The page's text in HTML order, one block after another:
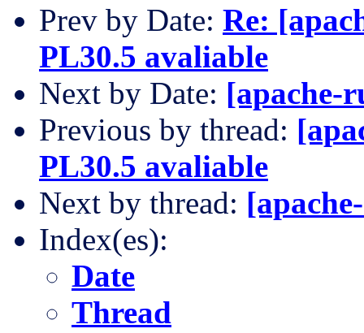
Prev by Date: Re:
PL30.5 avaliable
Next by Date: [apache-
Previous by thread:
PL30.5 avaliable
Next by thread:
Index(es):
Date
Thread